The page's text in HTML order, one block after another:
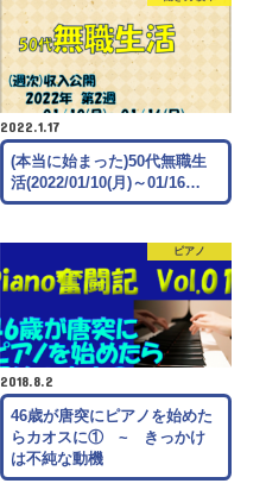
2022.1.17
(本当に始まった)50代無職生
活(2022/01/10(月)～01/16…
ピアノ
2018.8.2
46歳が唐突にピアノを始めた
らカオスに① ~ きっかけ
は不純な動機